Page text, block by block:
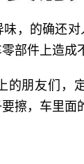
，的确还
部件上造成
的朋友们，
擦，车里面